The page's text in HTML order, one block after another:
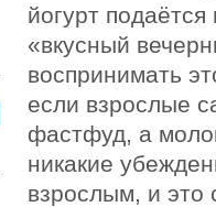
йогурт
«вкусный
воспринимать
если взрослые
фастфуд, а
никакие
взрослым, и это